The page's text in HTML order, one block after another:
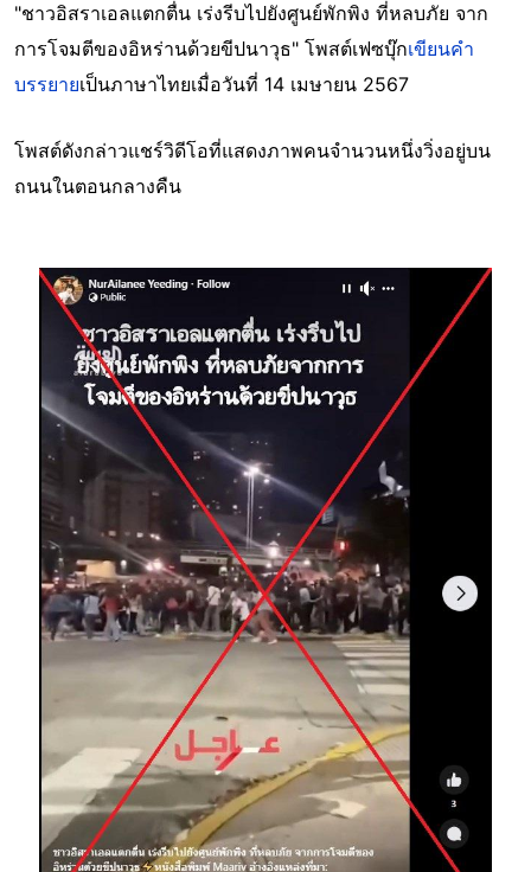
"ชาวอิสราเอลแตกตื่น เร่งรีบไปยังศูนย์พักพิง ที่หลบภัย จาก
การโจมตีของอิหร่านด้วยขีปนาวุธ" โพสต์เฟซบุ๊กเขียนคำ
บรรยายเป็นภาษาไทยเมื่อวันที่ 14 เมษายน 2567
โพสต์ดังกล่าวแชร์วิดีโอที่แสดงภาพคนจำนวนหนึ่งวิ่งอยู่บน
ถนนในตอนกลางคืน
Image